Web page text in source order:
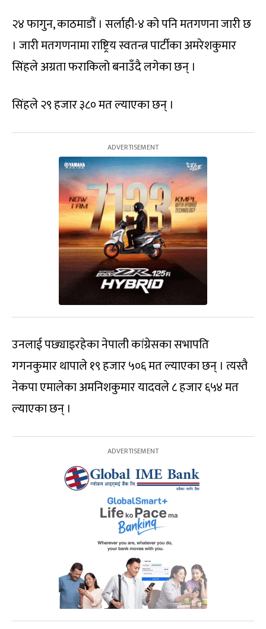
२४ फागुन, काठमाडौं । सर्लाही-४ को पनि मतगणना जारी छ
। जारी मतगणनामा राष्ट्रिय स्वतन्त्र पार्टीका अमरेशकुमार
सिंहले अग्रता फराकिलो बनाउँदै लगेका छन् ।
सिंहले २९ हजार ३८० मत ल्याएका छन् ।
उनलाई पछ्याइरहेका नेपाली कांग्रेसका सभापति
गगनकुमार थापाले १९ हजार ५०६ मत ल्याएका छन् । त्यस्तै
नेकपा एमालेका अमनिशकुमार यादवले ८ हजार ६५४ मत
ल्याएका छन् ।